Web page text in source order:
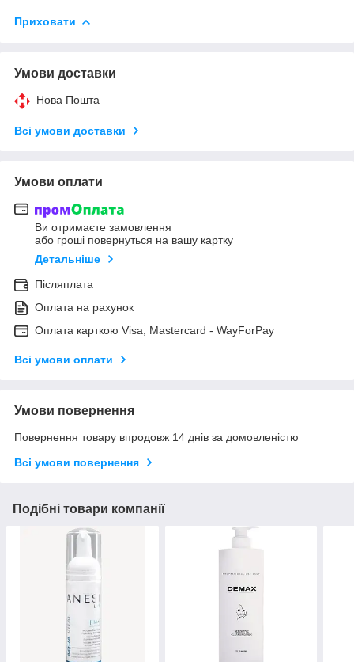
Приховати
Умови доставки
Нова Пошта
Всі умови доставки
Умови оплати
Ви отримаєте замовлення
або гроші повернуться на вашу картку
Детальніше
Післяплата
Оплата на рахунок
Оплата карткою Visa, Mastercard - WayForPay
Всі умови оплати
Умови повернення
Повернення товару впродовж 14 днів за домовленістю
Всі умови повернення
Подібні товари компанії